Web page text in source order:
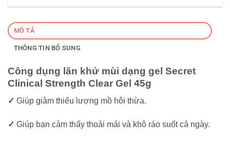
MÔ TẢ
THÔNG TIN BỔ SUNG
Công dụng lăn khử mùi dạng gel Secret
Clinical Strength Clear Gel 45g
✓ Giúp giảm thiểu lượng mồ hôi thừa.
✓ Giúp bạn cảm thấy thoải mái và khô ráo suốt cả ngày.